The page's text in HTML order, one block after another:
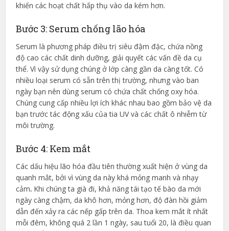
khiến các hoạt chất hấp thụ vào da kém hơn.
Bước 3: Serum chống lão hóa
Serum là phương pháp điều trị siêu đậm đặc, chứa nồng
độ cao các chất dinh dưỡng, giải quyết các vấn đề da cụ
thể. Vì vậy sử dụng chúng ở lớp càng gần da càng tốt. Có
nhiều loại serum có sẵn trên thị trường, nhưng vào ban
ngày bạn nên dùng serum có chứa chất chống oxy hóa.
Chúng cung cấp nhiều lợi ích khác nhau bao gồm bảo vệ da
bạn trước tác động xấu của tia UV và các chất ô nhiễm từ
môi trường.
Bước 4: Kem mắt
Các dấu hiệu lão hóa đầu tiên thường xuất hiện ở vùng da
quanh mắt, bởi vì vùng da này khá mỏng manh và nhạy
cảm. Khi chúng ta già đi, khả năng tái tạo tế bào da mới
ngày càng chậm, da khô hơn, mỏng hơn, độ đàn hồi giảm
dẫn đến xảy ra các nếp gấp trên da. Thoa kem mắt ít nhất
mỗi đêm, không quá 2 lần 1 ngày, sau tuổi 20, là điều quan